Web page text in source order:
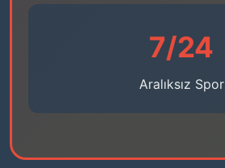
7/24
Aralıksız Spor